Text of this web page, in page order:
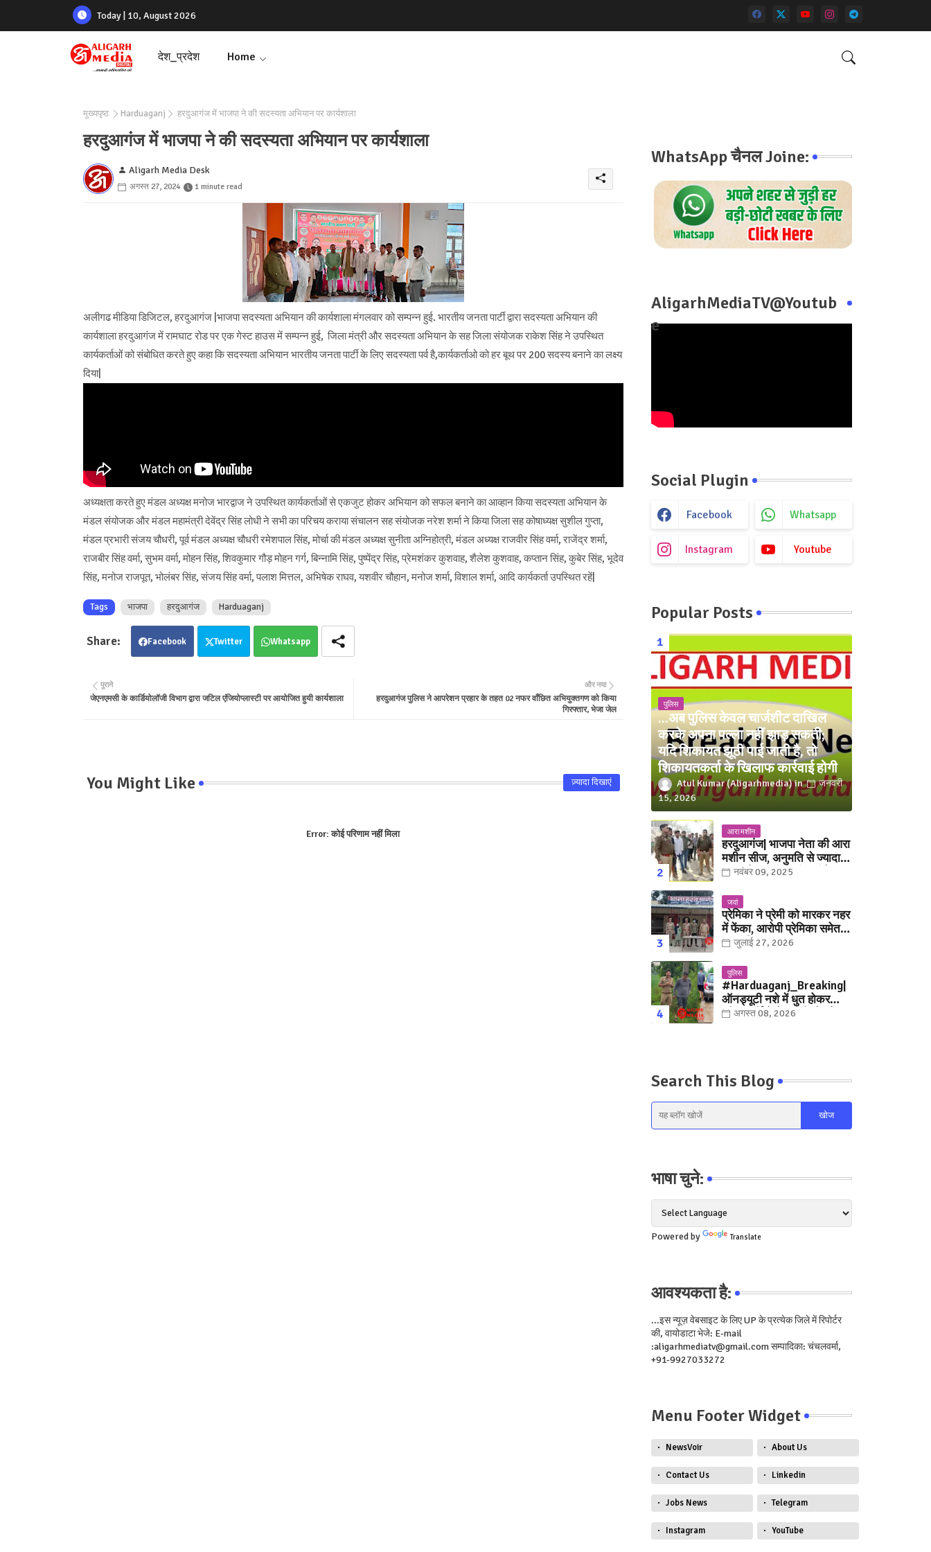
Today | 10, August 2026
देश_प्रदेश Home
मुख्यपृष्ठ Harduaganj हरदुआगंज में भाजपा ने की सदस्यता अभियान पर कार्यशाला
हरदुआगंज में भाजपा ने की सदस्यता अभियान पर कार्यशाला
Aligarh Media Desk
अगस्त 27, 2024 1 minute read
अलीगढ मीडिया डिजिटल, हरदुआगंज |भाजपा सदस्यता अभियान की कार्यशाला मंगलवार को सम्पन्न हुई. भारतीय जनता पार्टी द्वारा सदस्यता अभियान की
कार्यशाला हरदुआगंज में रामघाट रोड पर एक गेस्ट हाउस में सम्पन्न हुई, जिला मंत्री और सदस्यता अभियान के सह जिला संयोजक राकेश सिंह ने उपस्थित
कार्यकर्ताओं को संबोधित करते हुए कहा कि सदस्यता अभियान भारतीय जनता पार्टी के लिए सदस्यता पर्व है,कार्यकर्ताओ को हर बूथ पर 200 सदस्य बनाने का लक्ष्य
दिया|
अध्यक्षता करते हुए मंडल अध्यक्ष मनोज भारद्वाज ने उपस्थित कार्यकर्ताओं से एकजुट होकर अभियान को सफल बनाने का आव्हान किया सदस्यता अभियान के
मंडल संयोजक और मंडल महामंत्री देवेंद्र सिंह लोधी ने सभी का परिचय कराया संचालन सह संयोजक नरेश शर्मा ने किया जिला सह कोषाध्यक्ष सुशील गुप्ता,
मंडल प्रभारी संजय चौधरी, पूर्व मंडल अध्यक्ष चौधरी रमेशपाल सिंह, मोर्चा की मंडल अध्यक्ष सुनीता अग्निहोत्री, मंडल अध्यक्ष राजवीर सिंह वर्मा, राजेंद्र शर्मा,
राजबीर सिंह वर्मा, सुभम वर्मा, मोहन सिंह, शिवकुमार गौड़ मोहन गर्ग, बिन्नामि सिंह, पुष्पेंद्र सिंह, प्रेमशंकर कुशवाह, शैलेश कुशवाह, कप्तान सिंह, कुबेर सिंह, भूदेव
सिंह, मनोज राजपूत, भोलंबर सिंह, संजय सिंह वर्मा, पलाश मित्तल, अभिषेक राघव, यशवीर चौहान, मनोज शर्मा, विशाल शर्मा, आदि कार्यकर्ता उपस्थित रहें|
Tags भाजपा हरदुआगंज Harduaganj
Facebook Twitter Whatsapp
और नया
हरदुआगंज पुलिस ने आपरेशन प्रहार के तहत 02 नफर वाँछित अभियुक्तगण को किया
गिरफ्तार, भेजा जेल
पुराने
जेएनएमसी के कार्डियोलॉजी विभाग द्वारा जटिल एंजियोप्लास्टी पर आयोजित हुयी कार्यशाला
You Might Like ज़्यादा दिखाएं
Error:कोई परिणाम नहीं मिला
WhatsApp चैनल Joine:
AligarhMediaTV@Youtub
e
Social Plugin
Facebook Whatsapp
Instagram Youtube
Popular Posts
पुलिस
...अब पुलिस केवल चार्जशीट दाखिल
करके अपना पल्ला नहीं झाड़ सकती;
यदि शिकायत झूठी पाई जाती है, तो
शिकायतकर्ता के खिलाफ कार्रवाई होगी
Atul Kumar (Aligarhmedia)
जनवरी
15, 2026
आरा मशीन
हरदुआगंज| भाजपा नेता की आरा
मशीन सीज, अनुमति से ज्यादा
संख्या में चलती मिली मशीनें
नवंबर 09, 2025
जवां
प्रेमिका ने प्रेमी को मारकर नहर
में फेंका, आरोपी प्रेमिका समेत
युवक गिरफ्तार
जुलाई 27, 2026
पुलिस
#Harduaganj_Breaking|
ऑनड्यूटी नशे में धुत होकर
पुलिसकर्मियों ने काबड़ियों को
अगस्त 08, 2026
Search This Blog
भाषा चुने:
Powered by Translate
आवश्यकता है:
...इस न्यूज़ वेबसाइट के लिए UP के प्रत्येक जिले में रिपोर्टर
की, वायोडाटा भेजे: E-mail
:aligarhmediatv@gmail.com सम्पादिका: चंचलवर्मा,
+91-9927033272
Menu Footer Widget
NewsVoir About Us
Contact Us Linkedin
Jobs News Telegram
Instagram YouTube